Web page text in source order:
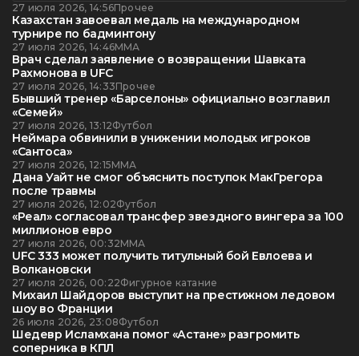
27 июля 2026, 14:56Прочее
Казахстан завоевал медаль на международном
турнире по бадминтону
27 июля 2026, 14:46ММА
Врач сделал заявление о возвращении Шавката
Рахмонова в UFC
27 июля 2026, 14:33Прочее
Бывший тренер «Барселоны» официально возглавил
«Семей»
27 июля 2026, 13:12Футбол
Неймара обвинили в унижении молодых игроков
«Сантоса»
27 июля 2026, 12:15ММА
Дана Уайт не смог объяснить поступок МакГрегора
после травмы
27 июля 2026, 12:02Футбол
«Реал» согласовал трансфер звездного вингера за 100
миллионов евро
27 июля 2026, 00:32ММА
UFC 333 может получить титульный бой Евлоева и
Волкановски
27 июля 2026, 00:22Фигурное катание
Михаил Шайдоров выступит на престижном ледовом
шоу во Франции
26 июля 2026, 23:08Футбол
Шедевр Исламхана помог «Астане» разгромить
соперника в КПЛ